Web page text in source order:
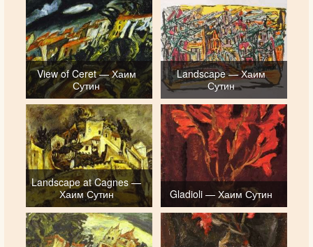
View of Ceret — Хаим
Сутин
Landscape — Хаим
Сутин
Landscape at Cagnes —
Хаим Сутин
Gladioli — Хаим Сутин